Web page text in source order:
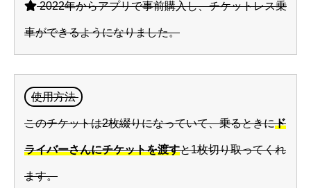
2022年からアプリで事前購入し、チケットレス乗
車ができるようになりました。
使用方法
このチケットは2枚綴りになっていて、乗るときにド
ライバーさんにチケットを渡すと1枚切り取ってくれ
ます。